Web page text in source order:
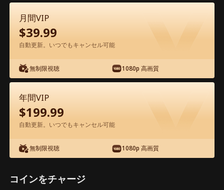
エピソード10 - 妊娠して映画スターと結
婚 映画フル
10 11 12 13 14
月間VIP
$39.99
自動更新。いつでもキャンセル可能
無制限視聴 1080p 高画質
年間VIP
$199.99
自動更新。いつでもキャンセル可能
無制限視聴 1080p 高画質
コインをチャージ